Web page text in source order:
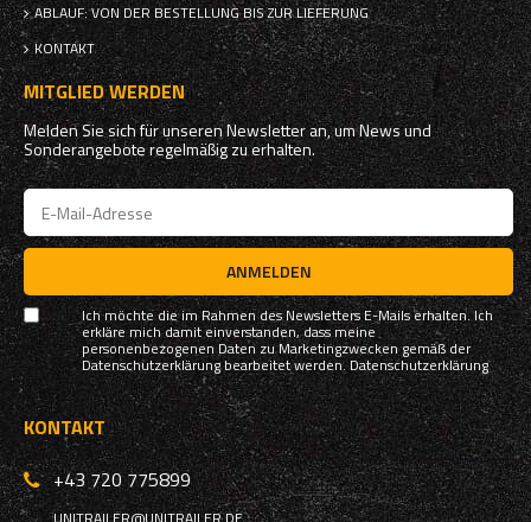
ABLAUF: VON DER BESTELLUNG BIS ZUR LIEFERUNG
KONTAKT
MITGLIED WERDEN
Melden Sie sich für unseren Newsletter an, um News und
Sonderangebote regelmäßig zu erhalten.
ANMELDEN
Ich möchte die im Rahmen des Newsletters E-Mails erhalten. Ich
erkläre mich damit einverstanden, dass meine
personenbezogenen Daten zu Marketingzwecken gemäß der
Datenschutzerklärung bearbeitet werden.Datenschutzerklärung
KONTAKT
+43 720 775899